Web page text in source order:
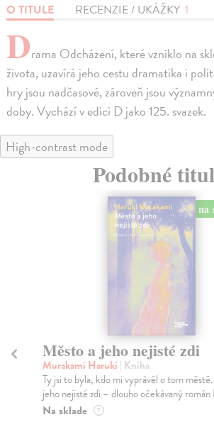
O TITULE RECENZIE / UKÁŽKY 1
Drama Odcházení, které vzniklo na
života, uzavírá jeho cestu dramatika i
hry jsou nadčasové, zároveň jsou
doby. Vychází v edici D jako 125. svazek.
High-contrast mode
Podobné
na
Město a jeho nejisté zdi
Murakami Haruki | Kniha
Ty jsi to byla, kdo mi vyprávěl o tom
jeho nejisté zdi – dlouho očekávaný román
Na sklade ?